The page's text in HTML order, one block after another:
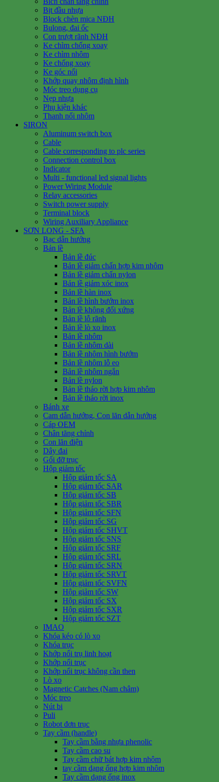
Bịt đầu nhựa
Block chèn mica NĐH
Bulong, đai ốc
Con trượt rãnh NĐH
Ke chìm chống xoay
Ke chìm nhôm
Ke chống xoay
Ke góc nổi
Khớp quay nhôm định hình
Móc treo dụng cụ
Nẹp nhựa
Phụ kiện khác
Thanh nối nhôm
SIRON
Aluminum switch box
Cable
Cable corresponding to plc series
Connection control box
Indicator
Multi - functional led signal lights
Power Wiring Module
Relay accessories
Switch power supply
Terminal block
Wiring Auxiliary Appliance
SƠN LONG - SFA
Bạc dẫn hướng
Bản lề
Bản lề đúc
Bản lề giảm chấn hợp kim nhôm
Bản lề giảm chấn nylon
Bản lề giảm xóc inox
Bản lề hàn inox
Bản lề hình bướm inox
Bản lề không đối xứng
Bản lề lỗ rãnh
Bản lề lò xo inox
Bản lề nhôm
Bản lề nhôm dài
Bản lề nhôm hình bướm
Bản lề nhôm lỗ eo
Bản lề nhôm ngắn
Bản lề nylon
Bản lề tháo rời hợp kim nhôm
Bản lề tháo rời inox
Bánh xe
Cam dẫn hướng, Con lăn dẫn hướng
Cáp OEM
Chân tăng chỉnh
Con lăn điện
Dây đai
Gối đỡ trục
Hộp giảm tốc
Hộp giảm tốc SA
Hộp giảm tốc SAR
Hộp giảm tốc SB
Hộp giảm tốc SBR
Hộp giảm tốc SFN
Hộp giảm tốc SG
Hộp giảm tốc SHVT
Hộp giảm tốc SNS
Hộp giảm tốc SRF
Hộp giảm tốc SRL
Hộp giảm tốc SRN
Hộp giảm tốc SRVT
Hộp giảm tốc SVFN
Hộp giảm tốc SW
Hộp giảm tốc SX
Hộp giảm tốc SXR
Hộp giảm tốc SZT
IMAO
Khóa kéo có lò xo
Khóa trục
Khớp nối trụ linh hoạt
Khớp nối trục
Khớp nối trục không cần then
Lò xo
Magnetic Catches (Nam châm)
Móc treo
Nút bi
Puli
Robot đơn trục
Tay cầm (handle)
Tay cầm bằng nhựa phenolic
Tay cầm cao su
Tay cầm chữ bát hợp kim nhôm
tay cầm dạng ống hợp kim nhôm
Tay cầm dạng ống inox